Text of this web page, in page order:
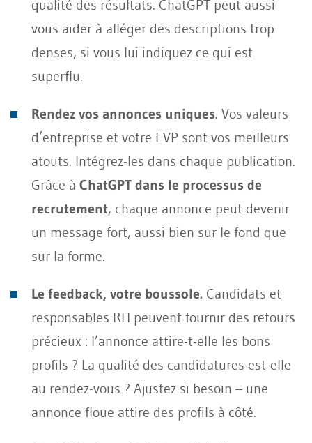
qualité des résultats. ChatGPT peut aussi
vous aider à alléger des descriptions trop
denses, si vous lui indiquez ce qui est
superflu.
Rendez vos annonces uniques. Vos valeurs
d’entreprise et votre EVP sont vos meilleurs
atouts. Intégrez-les dans chaque publication.
Grâce à ChatGPT dans le processus de
recrutement, chaque annonce peut devenir
un message fort, aussi bien sur le fond que
sur la forme.
Le feedback, votre boussole. Candidats et
responsables RH peuvent fournir des retours
précieux : l’annonce attire-t-elle les bons
profils ? La qualité des candidatures est-elle
au rendez-vous ? Ajustez si besoin – une
annonce floue attire des profils à côté.